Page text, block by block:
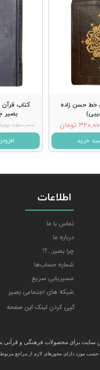
خط حسن زاده
تومان
خرید
کتاب
بصیر
۱,۵۰۰,۰۰۰ تومان
سایت برای محصولات فرهنگی و قرآنی
حسب مورد دارای مجوزهای لازم از مراجع
اطلاعات
تماس با ما
درباره ما
چرا بصیر...؟!
شماره حساب‌ها
مسیریابی سریع
شبکه های اجتماعی بصیر
کپی کردن لینک این صفحه